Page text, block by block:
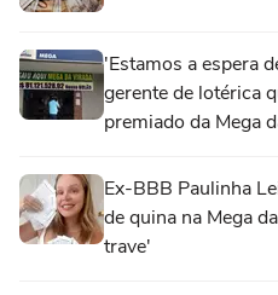
'Estamos a espera
gerente de lotérica
premiado da Mega
Ex-BBB Paulinha
de quina na Mega
trave'